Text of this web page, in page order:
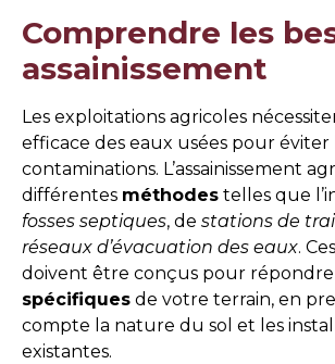
Comprendre les
assainissement
Les exploitations agricoles
efficace des eaux usées pour éviter
contaminations. L’assainissement
différentes méthodes telles que
fosses septiques, de stations de
réseaux d’évacuation des eaux.
doivent être conçus pour
spécifiques de votre terrain, en
compte la nature du sol et les
existantes.